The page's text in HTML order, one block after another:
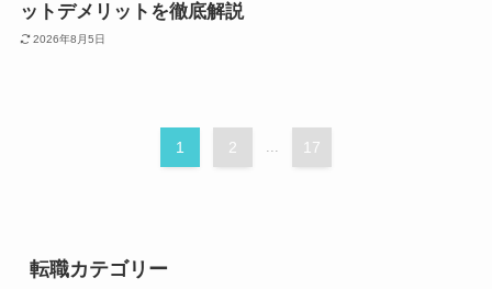
ットデメリットを徹底解説
2026年8月5日
1 2 17
転職カテゴリー